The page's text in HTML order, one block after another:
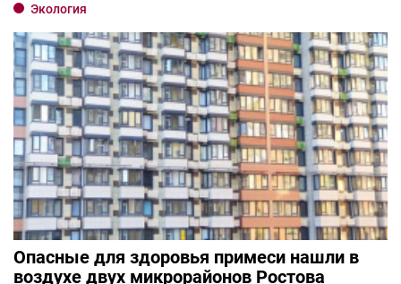
Экология
Опасные для здоровья примеси нашли в
воздухе двух микрорайонов Ростова